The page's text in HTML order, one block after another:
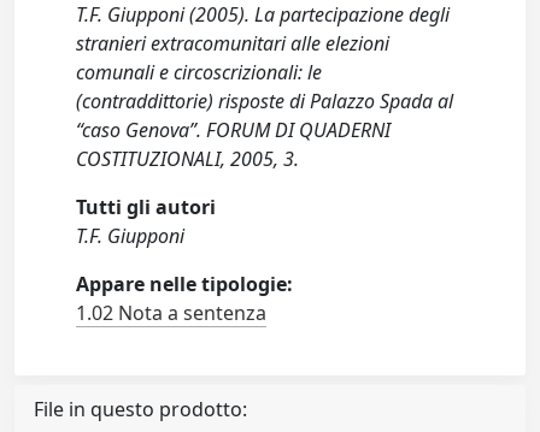
T.F. Giupponi (2005). La partecipazione degli
stranieri extracomunitari alle elezioni
comunali e circoscrizionali: le
(contraddittorie) risposte di Palazzo Spada al
“caso Genova”. FORUM DI QUADERNI
COSTITUZIONALI, 2005, 3.
Tutti gli autori
T.F. Giupponi
Appare nelle tipologie:
1.02 Nota a sentenza
File in questo prodotto: